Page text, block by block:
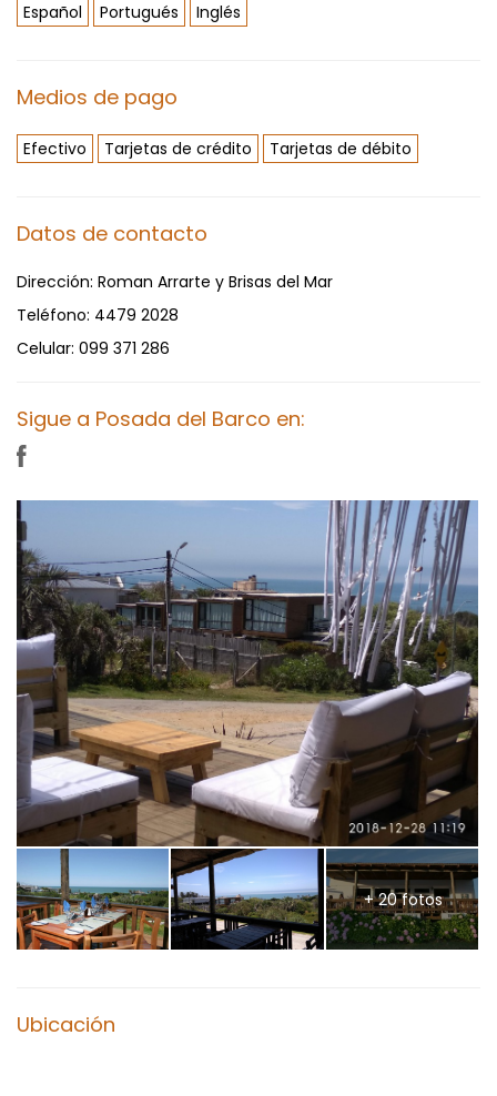
Español Portugués Inglés
Medios de pago
Efectivo Tarjetas de crédito Tarjetas de débito
Datos de contacto
Dirección: Roman Arrarte y Brisas del Mar
Teléfono: 4479 2028
Celular: 099 371 286
Sigue a Posada del Barco en:
+ 20 fotos
Ubicación